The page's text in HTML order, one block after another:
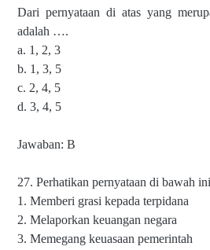
Dari pernyataan di atas yang
adalah ….
a. 1, 2, 3
b. 1, 3, 5
c. 2, 4, 5
d. 3, 4, 5
Jawaban: B
27. Perhatikan pernyataan di bawah
1. Memberi grasi kepada terpidana
2. Melaporkan keuangan negara
3. Memegang keuasaan pemerintah